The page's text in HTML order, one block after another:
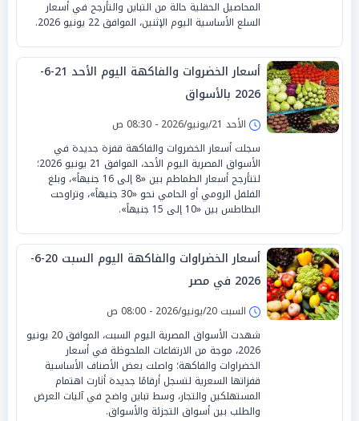
المحاصيل الحقلية حالة من التباين والتأرجح في أسعار
السلع الأساسية اليوم الإثنين، الموافق 22 يونيو 2026.
أسعار الخضروات والفاكهة اليوم الأحد 21-6-
2026 بالأسواق
الأحد 21/يونيو/2026 - 08:30 ص
سجلت أسعار الخضروات والفاكهة قفزة جديدة في
الأسواق المصرية اليوم الأحد، الموافق 21 يونيو 2026؛
لتتأرجح أسعار الطماطم بين «8 إلى 16 جنيهاً»، وبلغ
الفلفل الرومي أو الحامي نحو «30 جنيهاً»، وتراوحت
البطاطس بين «10 إلى 15 جنيهاً».
أسعار الخضراوات والفاكهة اليوم السبت 20-6-
2026 في مصر
السبت 20/يونيو/2026 - 08:00 ص
شهدت الأسواق المصرية اليوم السبت، الموافق 20 يونيو
2026، موجة من الارتفاعات الملحوظة في أسعار
الخضراوات والفاكهة؛ واصلت بعض الأصناف الأساسية
قفزاتها السعرية لتسجل أرقامًا جديدة أثارت اهتمام
المستهلكين والتجار، وسط تباين واضح في آليات العرض
والطلب بين أسواق التجزئة والأسواق.